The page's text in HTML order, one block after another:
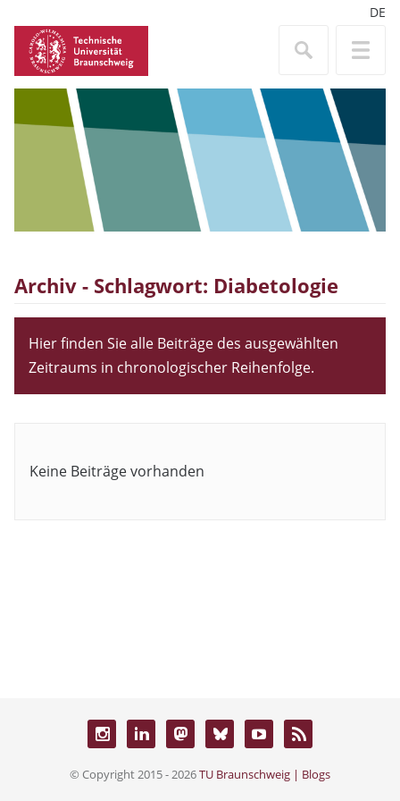
DE
Archiv - Schlagwort: Diabetologie
Hier finden Sie alle Beiträge des ausgewählten
Zeitraums in chronologischer Reihenfolge.
Keine Beiträge vorhanden
© Copyright 2015 - 2026TU Braunschweig | Blogs